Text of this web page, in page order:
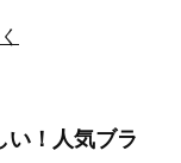
！人気ブラ